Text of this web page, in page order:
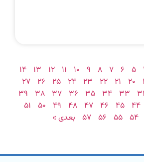
۵ ۶ ۷ ۸ ۹ ۱۰ ۱۱ ۱۲ ۱۳
۱۴
۲۰ ۲۱ ۲۲ ۲۳ ۲۴ ۲۵ ۲۶
۲۷
۳۳ ۳۴ ۳۵ ۳۶ ۳۷ ۳۸
۳۹
۴۴ ۴۵ ۴۶ ۴۷ ۴۸ ۴۹ ۵۰ ۵۱
۵۴ ۵۵ ۵۶ ۵۷ بعدی »